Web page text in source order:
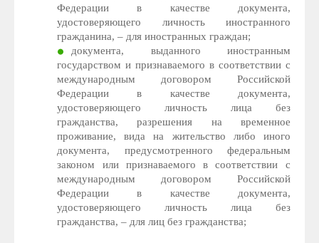
Федерации в качестве документа,
удостоверяющего личность иностранного
гражданина, – для иностранных граждан;
документа, выданного иностранным
государством и признаваемого в соответствии с
международным договором Российской
Федерации в качестве документа,
удостоверяющего личность лица без
гражданства, разрешения на временное
проживание, вида на жительство либо иного
документа, предусмотренного федеральным
законом или признаваемого в соответствии с
международным договором Российской
Федерации в качестве документа,
удостоверяющего личность лица без
гражданства, – для лиц без гражданства;